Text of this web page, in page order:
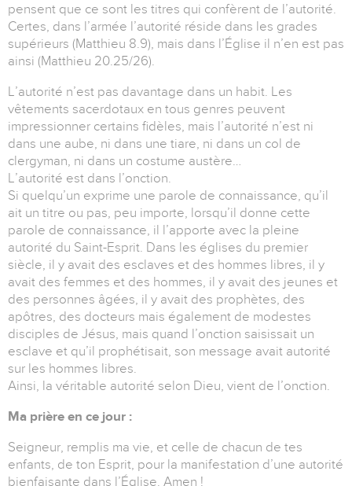
pensent que ce sont les titres qui confèrent de l’autorité.
Certes, dans l’armée l’autorité réside dans les grades
supérieurs (Matthieu 8.9), mais dans l’Église il n’en est pas
ainsi (Matthieu 20.25/26).
L’autorité n’est pas davantage dans un habit. Les
vêtements sacerdotaux en tous genres peuvent
impressionner certains fidèles, mais l’autorité n’est ni
dans une aube, ni dans une tiare, ni dans un col de
clergyman, ni dans un costume austère…
L’autorité est dans l’onction.
Si quelqu’un exprime une parole de connaissance, qu’il
ait un titre ou pas, peu importe, lorsqu’il donne cette
parole de connaissance, il l’apporte avec la pleine
autorité du Saint-Esprit. Dans les églises du premier
siècle, il y avait des esclaves et des hommes libres, il y
avait des femmes et des hommes, il y avait des jeunes et
des personnes âgées, il y avait des prophètes, des
apôtres, des docteurs mais également de modestes
disciples de Jésus, mais quand l’onction saisissait un
esclave et qu’il prophétisait, son message avait autorité
sur les hommes libres.
Ainsi, la véritable autorité selon Dieu, vient de l’onction.
Ma prière en ce jour :
Seigneur, remplis ma vie, et celle de chacun de tes
enfants, de ton Esprit, pour la manifestation d’une autorité
bienfaisante dans l’Église. Amen !